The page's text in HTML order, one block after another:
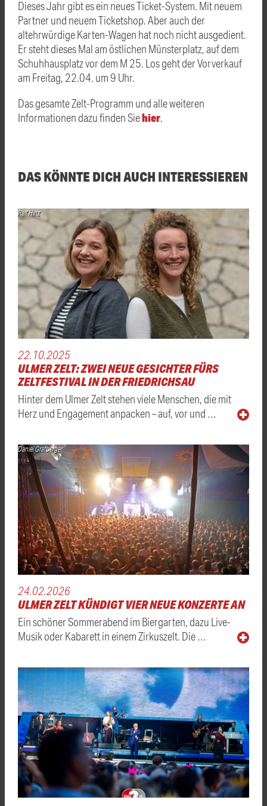
Dieses Jahr gibt es ein neues Ticket-System. Mit neuem
Partner und neuem Ticketshop. Aber auch der
altehrwürdige Karten-Wagen hat noch nicht ausgedient.
Er steht dieses Mal am östlichen Münsterplatz, auf dem
Schuhhausplatz vor dem M 25. Los geht der Vorverkauf
am Freitag, 22.04. um 9 Uhr.
Das gesamte Zelt-Programm und alle weiteren
Informationen dazu finden Siehier.
DAS KÖNNTE DICH AUCH INTERESSIEREN
Ralf Hinz
22.10.2025
ULMER ZELT: ZWEI NEUE GESICHTER FÜRS
ZELTFESTIVAL IN DER FRIEDRICHSAU
Hinter dem Ulmer Zelt stehen viele Menschen, die mit
Herz und Engagement anpacken – auf, vor und …
Daniel Grafberger
24.02.2026
ULMER ZELT KÜNDIGT VIER NEUE KONZERTE AN
Ein schöner Sommerabend im Biergarten, dazu Live-
Musik oder Kabarett in einem Zirkuszelt. Die …